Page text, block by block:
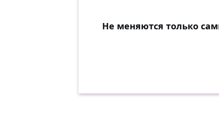
Не меняются только